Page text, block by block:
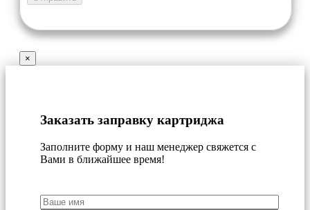
×
Заказать заправку картриджа
Заполните форму и наш менеджер свяжется с
Вами в ближайшее время!